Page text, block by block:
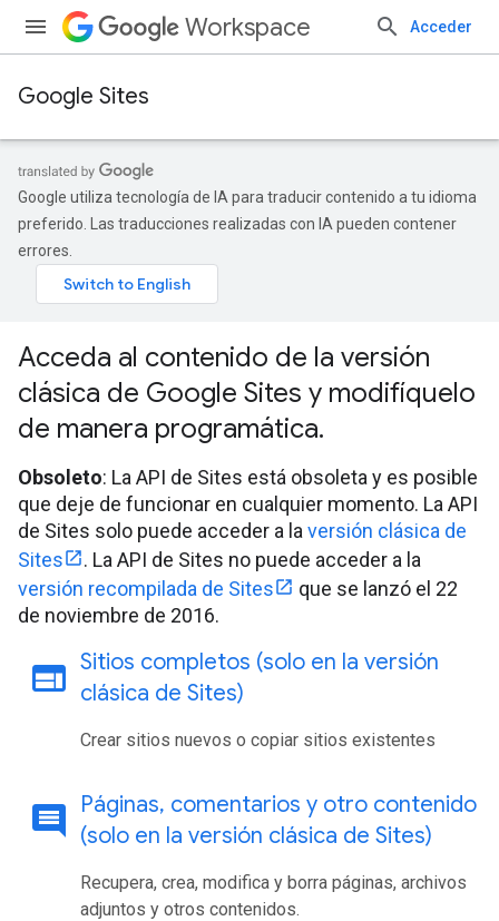
Workspace Acceder
Google Sites
Google utiliza tecnología de IA para traducir contenido a tu idioma
preferido. Las traducciones realizadas con IA pueden contener
errores.
Acceda al contenido de la versión
clásica de Google Sites y modifíquelo
de manera programática.
Obsoleto: La API de Sites está obsoleta y es posible
que deje de funcionar en cualquier momento. La API
de Sites solo puede acceder a la versión clásica de
Sites
. La API de Sites no puede acceder a la
versión recompilada de Sites
que se lanzó el 22
de noviembre de 2016.
web Sitios completos (solo en la versión
clásica de Sites)
Crear sitios nuevos o copiar sitios existentes
comment Páginas, comentarios y otro contenido
(solo en la versión clásica de Sites)
Recupera, crea, modifica y borra páginas, archivos
adjuntos y otros contenidos.